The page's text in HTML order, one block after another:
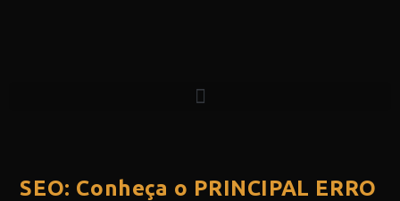
SEO: Conheça o PRINCIPAL ERRO